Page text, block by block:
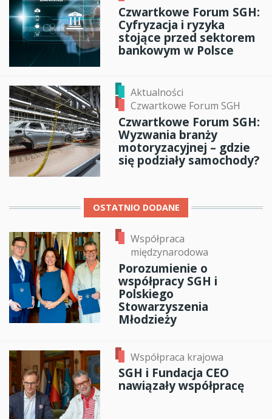
Czwartkowe Forum SGH:
Cyfryzacja i ryzyka
stojące przed sektorem
bankowym w Polsce
Aktualności
Czwartkowe Forum SGH
Czwartkowe Forum SGH:
Wyzwania branży
motoryzacyjnej – gdzie
się podziały samochody?
OSTATNIO DODANE
Współpraca
międzynarodowa
Porozumienie o
współpracy SGH i
Polskiego
Stowarzyszenia
Młodzieży
Współpraca krajowa
SGH i Fundacja CEO
nawiązały współpracę